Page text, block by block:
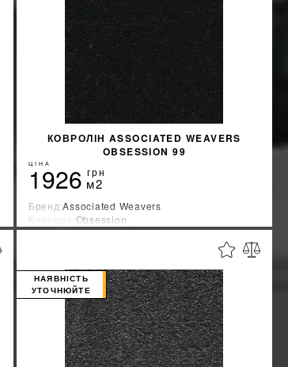
КОВРОЛІН ASSOCIATED WEAVERS
OBSESSION 99
ЦІНА
1926 грн
м2
Бренд:Associated Weavers
Колекція:Obsession
Країна-виробник:Бельгия
%
НАЯВНІСТЬ
УТОЧНЮЙТЕ